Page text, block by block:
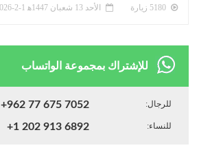
الأحد 13 شعبان 1447ﻫ 1-2-2026م
للإشتراك بمجموعة الواتساب
للرجال: +962 77 675 7052
للنساء: +1 202 913 6892